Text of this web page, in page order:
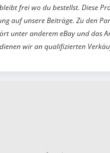
frei wo du bestellst. Diese
auf unsere Beiträge. Zu den
unter anderem eBay und das
wir an qualifizierten